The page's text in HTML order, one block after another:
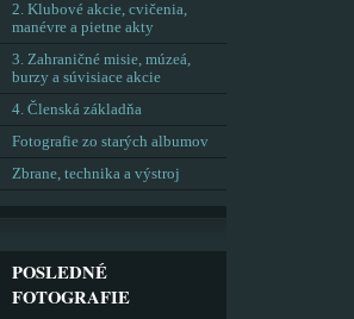
2. Klubové akcie, cvičenia,
manévre a pietne akty
3. Zahraničné misie, múzeá,
burzy a súvisiace akcie
4. Členská základňa
Fotografie zo starých albumov
Zbrane, technika a výstroj
POSLEDNÉ
FOTOGRAFIE